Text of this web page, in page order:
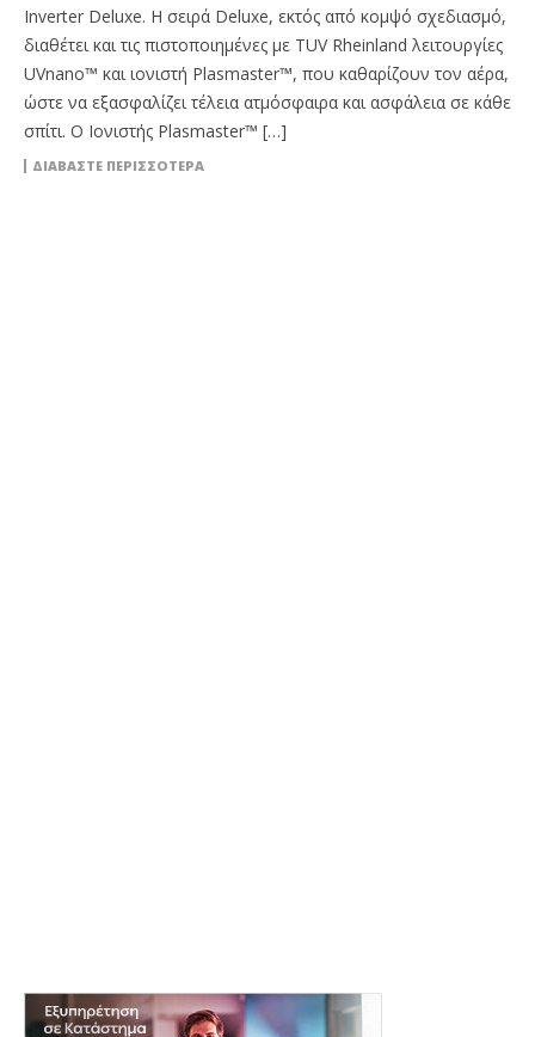
Inverter Deluxe. Η σειρά Deluxe, εκτός από κομψό σχεδιασμό,
διαθέτει και τις πιστοποιημένες με TUV Rheinland λειτουργίες
UVnano™ και ιονιστή Plasmaster™, που καθαρίζουν τον αέρα,
ώστε να εξασφαλίζει τέλεια ατμόσφαιρα και ασφάλεια σε κάθε
σπίτι. Ο Ιονιστής Plasmaster™ […]
ΔΙΑΒΆΣΤΕ ΠΕΡΙΣΣΌΤΕΡΑ